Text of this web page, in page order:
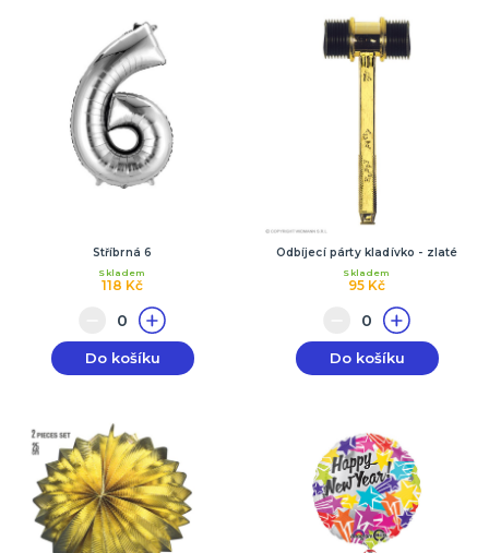
Stříbrná 6
118 Kč
Skladem
Do košíku
Odbíjecí párty kladívko - zlaté
95 Kč
Skladem
Do košíku